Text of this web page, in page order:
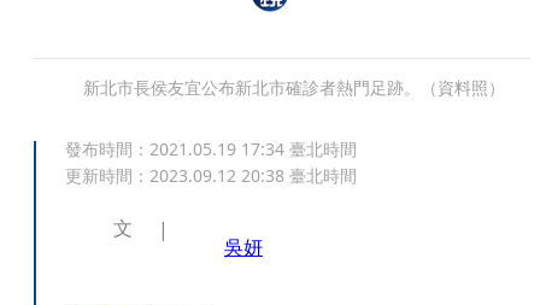
新北市長侯友宜公布新北市確診者熱門足跡。（資料照）
發布時間： 2021.05.19 17:34 臺北時間
更新時間： 2023.09.12 20:38 臺北時間
文
吳妍